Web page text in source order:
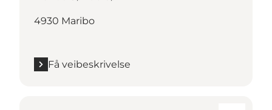
4930 Maribo
Få veibeskrivelse